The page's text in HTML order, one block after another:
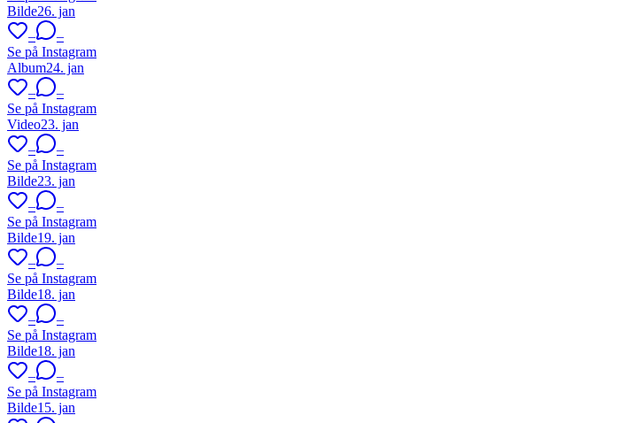
Bilde26. jan
–
–
Se på Instagram
Album24. jan
–
–
Se på Instagram
Video23. jan
–
–
Se på Instagram
Bilde23. jan
–
–
Se på Instagram
Bilde19. jan
–
–
Se på Instagram
Bilde18. jan
–
–
Se på Instagram
Bilde18. jan
–
–
Se på Instagram
Bilde15. jan